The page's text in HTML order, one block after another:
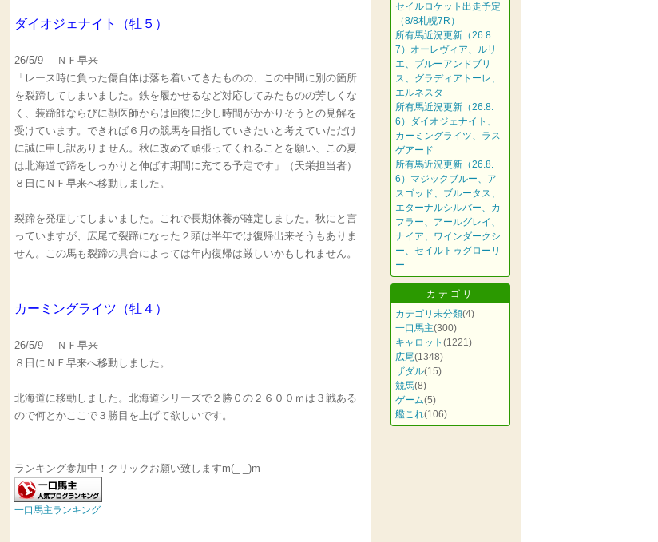
ダイオジェナイト （牡５）
26/5/9 ＮＦ早来
「レース時に負った傷自体は落ち着いてきたものの、この中間に別の箇所
を裂蹄してしまいました。鉄を履かせるなど対応してみたものの芳しくな
く、装蹄師ならびに獣医師からは回復に少し時間がかかりそうとの見解を
受けています。できれば６月の競馬を目指していきたいと考えていただけ
に誠に申し訳ありません。秋に改めて頑張ってくれることを願い、この夏
は北海道で蹄をしっかりと伸ばす期間に充てる予定です」（天栄担当者）
８日にＮＦ早来へ移動しました。
裂蹄を発症してしまいました。これで長期休養が確定しました。秋にと言
っていますが、広尾で裂蹄になった２頭は半年では復帰出来そうもありま
せん。この馬も裂蹄の具合によっては年内復帰は厳しいかもしれません。
カーミングライツ（牡４）
26/5/9 ＮＦ早来
８日にＮＦ早来へ移動しました。
北海道に移動しました。北海道シリーズで２勝Ｃの２６００ｍは３戦ある
ので何とかここで３勝目を上げて欲しいです。
ランキング参加中！クリックお願い致しますm(_ _)m
一口馬主ランキング
セイルロケット出走予定
（8/8札幌7R）
所有馬近況更新（26.8.
7）オーレヴィア、ルリ
エ、ブルーアンドブリ
ス、グラディアトーレ、
エルネスタ
所有馬近況更新（26.8.
6）ダイオジェナイト、
カーミングライツ、ラス
ゲアード
所有馬近況更新（26.8.
6）マジックブルー、ア
スゴッド、ブルータス、
エターナルシルバー、カ
フラー、アールグレイ、
ナイア、ワインダークシ
ー、セイルトゥグローリ
ー
カテゴリ
カテゴリ未分類(4)
一口馬主(300)
キャロット (1221)
広尾(1348)
ザダル(15)
競馬(8)
ゲーム(5)
艦これ(106)